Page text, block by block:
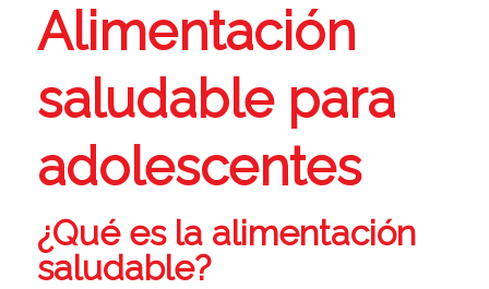
Alimentación
saludable para
adolescentes
¿Qué es la alimentación
saludable?